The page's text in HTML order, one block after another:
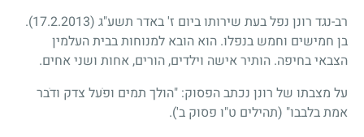
רב-נגד רונן נפל בעת שירותו ביום ז' באדר תשע"ג (17.2.2013)
.
בן חמישים וחמש בנפלו. הוא הובא למנוחות בבית העלמין
הצבאי בחיפה. הותיר אישה וילדים, הורים, אחות ושני אחים.
על מצבתו של רונן נכתב הפסוק: "הולך תמים ופֹעל צדק ודֹבר
אמת בלבבו" (תהילים ט"ו פסוק ב').